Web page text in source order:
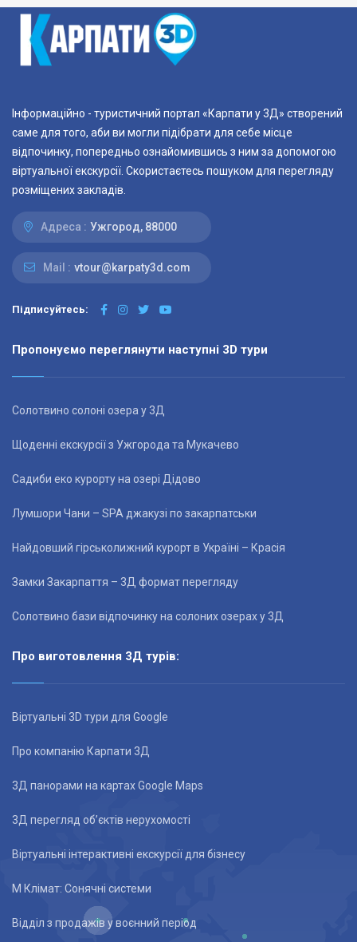
Інформаційно - туристичний портал «Карпати у 3Д» створений
саме для того, аби ви могли підібрати для себе місце
відпочинку, попередньо ознайомившись з ним за допомогою
віртуальної екскурсії. Скористаєтесь пошуком для перегляду
розміщених закладів.
Адреса : Ужгород, 88000
Mail : vtour@karpaty3d.com
Підписуйтесь:
Пропонуємо переглянути наступні 3D тури
Солотвино солоні озера у 3Д
Щоденні екскурсії з Ужгорода та Мукачево
Садиби еко курорту на озері Дідово
Лумшори Чани – SPA джакузі по закарпатськи
Найдовший гірськолижний курорт в Україні – Красія
Замки Закарпаття – 3Д формат перегляду
Солотвино бази відпочинку на солоних озерах у 3Д
Про виготовлення 3Д турів:
Віртуальні 3D тури для Google
Про компанію Карпати 3Д
3Д панорами на картах Google Maps
3Д перегляд об’єктів нерухомості
Віртуальні інтерактивні екскурсії для бізнесу
М Клімат: Сонячні системи
Відділ з продажів у воєнний період